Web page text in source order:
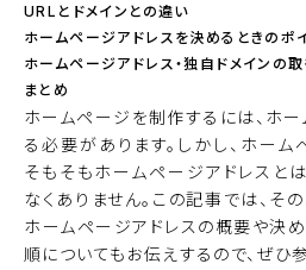
URLとドメインとの違い
ホームページアドレスを決めるときのポ
ホームページアドレス・独自ドメインの
まとめ
ホームページを制作するには、ホ
る必要があります。しかし、ホー
そもそもホームページアドレスと
なくありません。この記事では、そ
ホームページアドレスの概要や決
順についてもお伝えするので、ぜひ